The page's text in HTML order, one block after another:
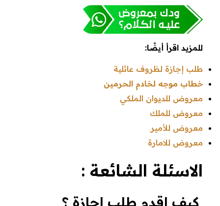
للمزيد اقرأ أيضًا:
طلب إجازة لظروف عائلية
خطاب موجه لخادم الحرمين
معروض للديوان الملكي
معروض للملك
معروض للأمير
معروض للامارة
الاسئلة الشائعة :
كيف اقدم طلب اجازة ؟